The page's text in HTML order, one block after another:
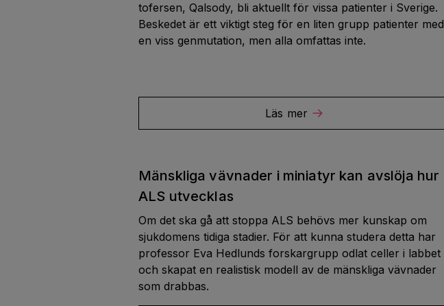
tofersen, Qalsody, bli aktuellt för vissa patienter i Sverige.
Beskedet är ett viktigt steg för en liten grupp patienter med
en viss genmutation, men alla omfattas inte.
Läs mer
Mänskliga vävnader i miniatyr kan avslöja hur
ALS utvecklas
Om det ska gå att stoppa ALS behövs mer kunskap om
sjukdomens tidiga stadier. För att kunna studera detta har
professor Eva Hedlunds forskargrupp odlat celler i labbet
och skapat en realistisk modell av de mänskliga vävnader
som drabbas.